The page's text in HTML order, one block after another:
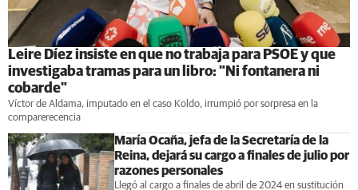
Leire Díez insiste en que no trabaja para PSOE y que
investigaba tramas para un libro: "Ni fontanera ni
cobarde"
Víctor de Aldama, imputado en el caso Koldo, irrumpió por sorpresa en la
comparerecencia
María Ocaña, jefa de la Secretaría de la
Reina, dejará su cargo a finales de julio por
razones personales
Llegó al cargo a finales de abril de 2024 en sustitución